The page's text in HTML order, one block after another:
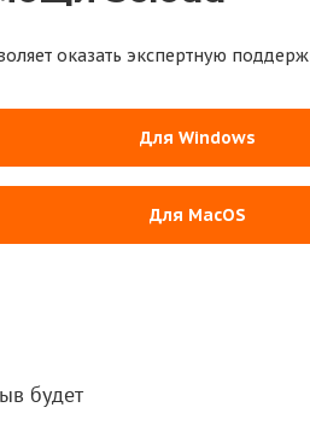
оказать экспертную
Для Windows
Для MacOS
будет